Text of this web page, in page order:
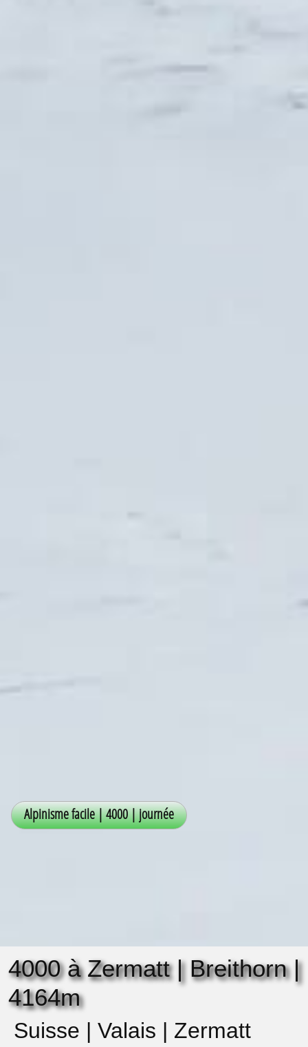
4000 à Zermatt | Breithorn |
4164m
Suisse | Valais | Zermatt